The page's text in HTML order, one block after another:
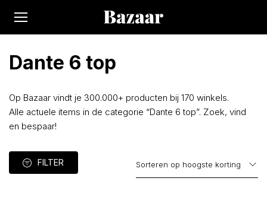
Dante 6 top
Op Bazaar vindt je 300.000+ producten bij 170 winkels.
Alle actuele items in de categorie “Dante 6 top”. Zoek, vind
en bespaar!
FILTER